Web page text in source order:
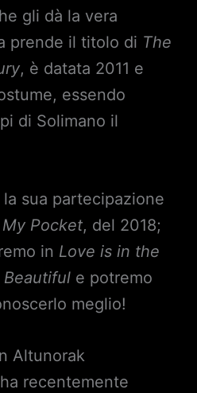
gli dà la vera
prende il titolo di The
, è datata 2011 e
essendo
di Solimano il
sua partecipazione
Pocket, del 2018;
in Love is in the
Beautifule potremo
meglio!
Altunorak
recentemente